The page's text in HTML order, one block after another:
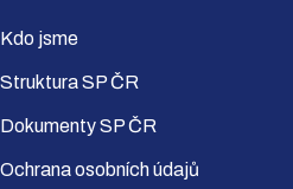
Kdo jsme
Struktura SP ČR
Dokumenty SP ČR
Ochrana osobních údajů